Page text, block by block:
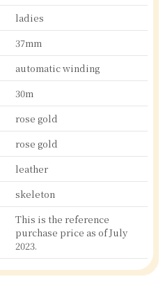
ladies
37mm
automatic winding
30m
rose gold
rose gold
leather
skeleton
This is the reference
purchase price as of July
2023.